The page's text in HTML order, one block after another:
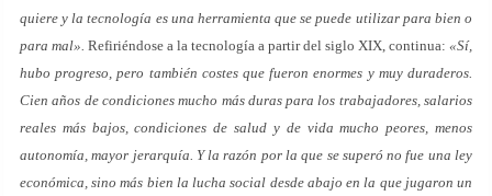
quiere y la tecnología es una herramienta que se puede utilizar para bien o
para mal». Refiriéndose a la tecnología a partir del siglo XIX, continua: «Sí,
hubo progreso, pero también costes que fueron enormes y muy duraderos.
Cien años de condiciones mucho más duras para los trabajadores, salarios
reales más bajos, condiciones de salud y de vida mucho peores, menos
autonomía, mayor jerarquía. Y la razón por la que se superó no fue una ley
económica, sino más bien la lucha social desde abajo en la que jugaron un